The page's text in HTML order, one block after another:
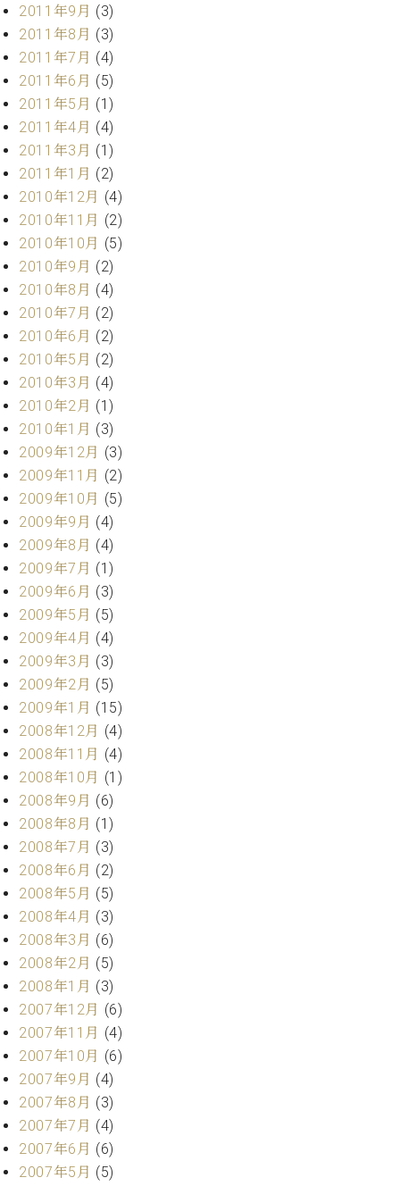
律
師
紹
調
律
料
金
表
お
い
合
わ
せ
尾山調律師のブ
ログ Die
Musikgasse（音
楽の小道）
2011年9月 (3)
2011年8月 (3)
2011年7月 (4)
2011年6月 (5)
2011年5月 (1)
2011年4月 (4)
2011年3月 (1)
2011年1月 (2)
2010年12月 (4)
2010年11月 (2)
2010年10月 (5)
2010年9月 (2)
2010年8月 (4)
2010年7月 (2)
2010年6月 (2)
2010年5月 (2)
2010年3月 (4)
2010年2月 (1)
2010年1月 (3)
2009年12月 (3)
2009年11月 (2)
2009年10月 (5)
2009年9月 (4)
2009年8月 (4)
2009年7月 (1)
2009年6月 (3)
2009年5月 (5)
2009年4月 (4)
2009年3月 (3)
2009年2月 (5)
2009年1月 (15)
2008年12月 (4)
2008年11月 (4)
2008年10月 (1)
2008年9月 (6)
2008年8月 (1)
2008年7月 (3)
2008年6月 (2)
2008年5月 (5)
2008年4月 (3)
2008年3月 (6)
2008年2月 (5)
2008年1月 (3)
2007年12月 (6)
2007年11月 (4)
2007年10月 (6)
2007年9月 (4)
2007年8月 (3)
2007年7月 (4)
2007年6月 (6)
2007年5月 (5)